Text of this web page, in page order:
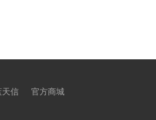
官方商城
天信